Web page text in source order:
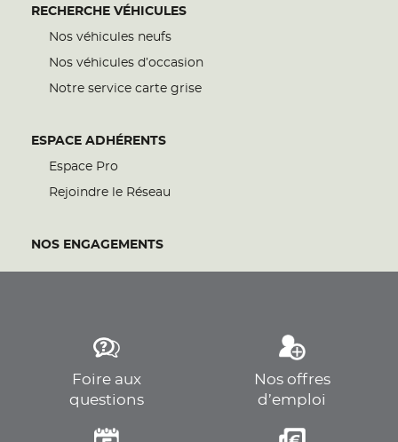
RECHERCHE VÉHICULES
Nos véhicules neufs
Nos véhicules d’occasion
Notre service carte grise
ESPACE ADHÉRENTS
Espace Pro
Rejoindre le Réseau
NOS ENGAGEMENTS
Foire aux
questions
Nos offres
d’emploi